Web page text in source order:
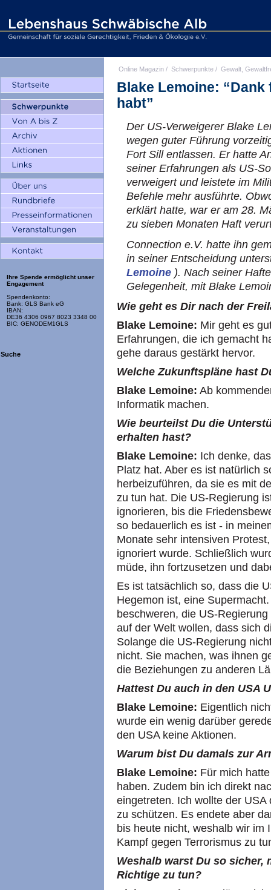
Ihre Spende ermöglicht unser
Engagement
Spendenkonto:
Bank: GLS Bank eG
IBAN:
DE36 4306 0967 8023 3348 00
BIC: GENODEM1GLS
Suche
Online Magazin / Schwerpunkte / Gewalt,
Blake Lemoine:
habt”
Der US-Verweigerer Blake
wegen guter Führung
Fort Sill entlassen. Er hatte
seiner Erfahrungen als US-
verweigert und leistete im
Befehle mehr ausführte.
erklärt hatte, war er am 28.
zu sieben Monaten Haft
Connection e.V. hatte ihn
in seiner Entscheidung
Lemoine ). Nach seiner
Gelegenheit, mit Blake
Wie geht es Dir nach der
Blake Lemoine: Mir geht es
Erfahrungen, die ich gemacht
gehe daraus gestärkt hervor.
Welche Zukunftspläne hast
Blake Lemoine: Ab
Informatik machen.
Wie beurteilst Du die
erhalten hast?
Blake Lemoine: Ich denke,
Platz hat. Aber es ist natürlich
herbeizuführen, da sie es mit
zu tun hat. Die US-Regierung
ignorieren, bis die
so bedauerlich es ist - in
Monate sehr intensiven
ignoriert wurde. Schließlich
müde, ihn fortzusetzen und
Es ist tatsächlich so, dass die
Hegemon ist, eine
beschweren, die US-
auf der Welt wollen, dass sich
Solange die US-Regierung
nicht. Sie machen, was ihnen
die Beziehungen zu anderen
Hattest Du auch in den USA
Blake Lemoine: Eigentlich
wurde ein wenig darüber
den USA keine Aktionen.
Warum bist Du damals zur
Blake Lemoine: Für mich
haben. Zudem bin ich direkt
eingetreten. Ich wollte der USA
zu schützen. Es endete aber
bis heute nicht, weshalb wir im
Kampf gegen Terrorismus zu
Weshalb warst Du so sicher,
Richtige zu tun?